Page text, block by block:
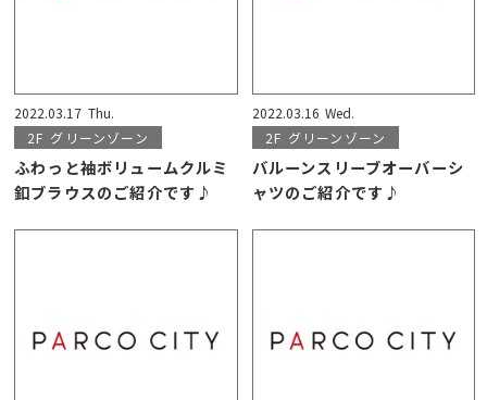
2022.03.17 Thu.
2F グリーンゾーン
ふわっと袖ボリュームクルミ
釦ブラウスのご紹介です♪
2022.03.16 Wed.
2F グリーンゾーン
バルーンスリーブオーバーシ
ャツのご紹介です♪